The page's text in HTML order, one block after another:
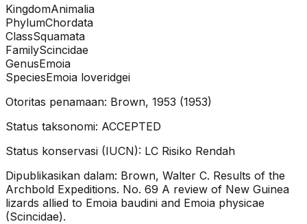
KingdomAnimalia
PhylumChordata
ClassSquamata
FamilyScincidae
GenusEmoia
SpeciesEmoia loveridgei
Otoritas penamaan: Brown, 1953 (1953)
Status taksonomi: ACCEPTED
Status konservasi (IUCN): LC Risiko Rendah
Dipublikasikan dalam: Brown, Walter C. Results of the
Archbold Expeditions. No. 69 A review of New Guinea
lizards allied to Emoia baudini and Emoia physicae
(Scincidae).